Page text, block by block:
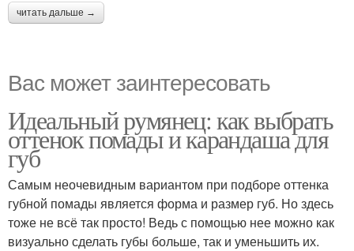
читать дальше →
Вас может заинтересовать
Идеальный румянец: как выбрать
оттенок помады и карандаша для
губ
Самым неочевидным вариантом при подборе оттенка
губной помады является форма и размер губ. Но здесь
тоже не всё так просто! Ведь с помощью нее можно как
визуально сделать губы больше, так и уменьшить их.